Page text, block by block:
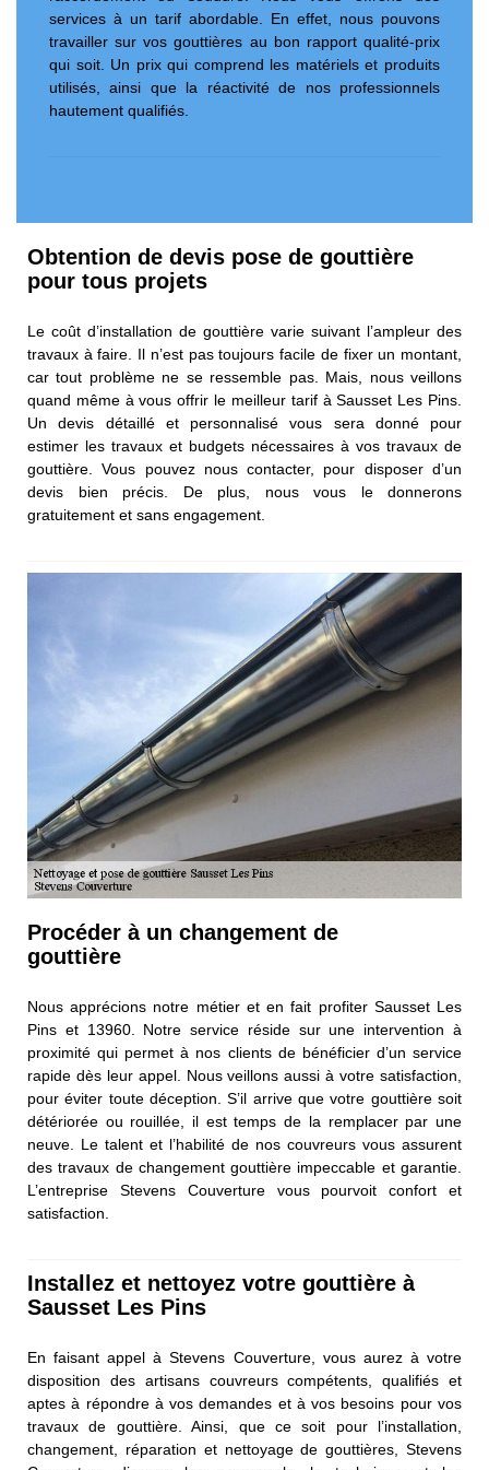
services à un tarif abordable. En effet, nous pouvons
travailler sur vos gouttières au bon rapport qualité-prix
qui soit. Un prix qui comprend les matériels et produits
utilisés, ainsi que la réactivité de nos professionnels
hautement qualifiés.
Obtention de devis pose de gouttière
pour tous projets
Le coût d’installation de gouttière varie suivant l’ampleur des
travaux à faire. Il n’est pas toujours facile de fixer un montant,
car tout problème ne se ressemble pas. Mais, nous veillons
quand même à vous offrir le meilleur tarif à Sausset Les Pins.
Un devis détaillé et personnalisé vous sera donné pour
estimer les travaux et budgets nécessaires à vos travaux de
gouttière. Vous pouvez nous contacter, pour disposer d’un
devis bien précis. De plus, nous vous le donnerons
gratuitement et sans engagement.
Procéder à un changement de
gouttière
Nous apprécions notre métier et en fait profiter Sausset Les
Pins et 13960. Notre service réside sur une intervention à
proximité qui permet à nos clients de bénéficier d’un service
rapide dès leur appel. Nous veillons aussi à votre satisfaction,
pour éviter toute déception. S’il arrive que votre gouttière soit
détériorée ou rouillée, il est temps de la remplacer par une
neuve. Le talent et l’habilité de nos couvreurs vous assurent
des travaux de changement gouttière impeccable et garantie.
L’entreprise Stevens Couverture vous pourvoit confort et
satisfaction.
Installez et nettoyez votre gouttière à
Sausset Les Pins
En faisant appel à Stevens Couverture, vous aurez à votre
disposition des artisans couvreurs compétents, qualifiés et
aptes à répondre à vos demandes et à vos besoins pour vos
travaux de gouttière. Ainsi, que ce soit pour l’installation,
changement, réparation et nettoyage de gouttières, Stevens